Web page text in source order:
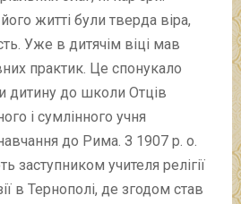
житті були тверда віра,
Уже в дитячім віці мав
практик. Це спонукало
дитину до школи Отців
і сумлінного учня
до Рима. З 1907 р. о.
заступником учителя релігії
в Тернополі, де згодом став